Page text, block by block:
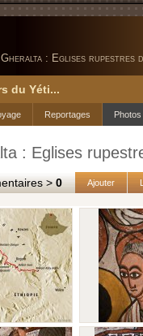
Gheralta : Eglises rupestres
du Yéti...
Photos
Reportages
: Eglises
>0 Ajouter